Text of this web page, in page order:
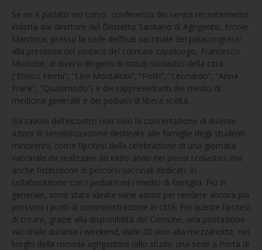
Se ne è parlato nel corso conferenza dei servizi recentemente
indetta dal direttore del Distretto Sanitario di Agrigento, Ercole
Marchica, presso la sede dell’hub vaccinale del palacongressi
alla presenza del sindaco del comune capoluogo, Francesco
Miccichè, di diversi dirigenti di istituti scolastici della città
(“Enrico Fermi”, “Levi Montalcini”, “Politi”, “Leonardo”, “Anna
Frank”, “Quasimodo”) e dei rappresentanti dei medici di
medicina generale e dei pediatri di libera scelta.
Sul tavolo dell’incontro non solo la concertazione di diverse
azioni di sensibilizzazione destinate alle famiglie degli studenti
minorenni, come l’ipotesi della celebrazione di una giornata
vaccinale da realizzare ad inizio anno nei plessi scolastici, ma
anche l’istituzione di percorsi vaccinali dedicati, in
collaborazione con i pediatri ed i medici di famiglia. Più in
generale, sono state ideate varie azioni per rendere ancora più
prossimi i punti di somministrazione in città. Fra queste l’ipotesi
di creare, grazie alla disponibilità del Comune, una postazione
vaccinale durante i weekend, dalle 20 sino alla mezzanotte, nei
luoghi della movida agrigentina (allo studio una sede a Porta di